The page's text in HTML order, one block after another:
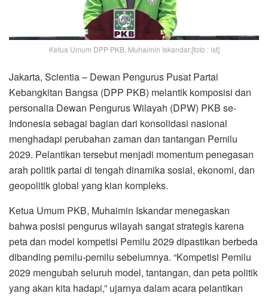
Ketua Umum DPP PKB, Muhaimin Iskandar.[foto : ist]
Jakarta, Scientia – Dewan Pengurus Pusat Partai
Kebangkitan Bangsa (DPP PKB) melantik komposisi dan
personalia Dewan Pengurus Wilayah (DPW) PKB se-
Indonesia sebagai bagian dari konsolidasi nasional
menghadapi perubahan zaman dan tantangan Pemilu
2029. Pelantikan tersebut menjadi momentum penegasan
arah politik partai di tengah dinamika sosial, ekonomi, dan
geopolitik global yang kian kompleks.
Ketua Umum PKB, Muhaimin Iskandar menegaskan
bahwa posisi pengurus wilayah sangat strategis karena
peta dan model kompetisi Pemilu 2029 dipastikan berbeda
dibanding pemilu-pemilu sebelumnya. “Kompetisi Pemilu
2029 mengubah seluruh model, tantangan, dan peta politik
yang akan kita hadapi,” ujarnya dalam acara pelantikan